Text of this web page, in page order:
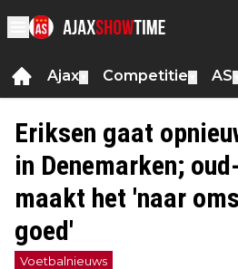
Ajax Competitie AS
Eriksen gaat
in Denemarken;
maakt het 'naar
goed'
Voetbalnieuws